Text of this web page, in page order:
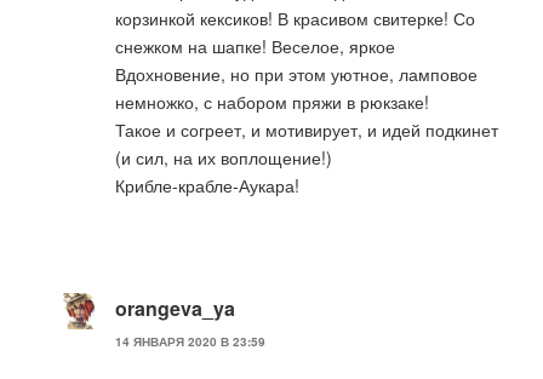
корзинкой кексиков! В красивом свитерке! Со
снежком на шапке! Веселое, яркое
Вдохновение, но при этом уютное, ламповое
немножко, с набором пряжи в рюкзаке!
Такое и согреет, и мотивирует, и идей подкинет
(и сил, на их воплощение!)
Крибле-крабле-Аукара!
orangeva_ya
14 ЯНВАРЯ 2020 В 23:59